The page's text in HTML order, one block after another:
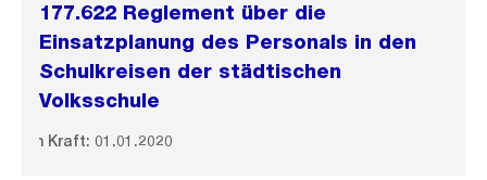
177.622 Reglement über die
Einsatzplanung des Personals in den
Schulkreisen der städtischen
Volksschule
In Kraft: 01.01.2020